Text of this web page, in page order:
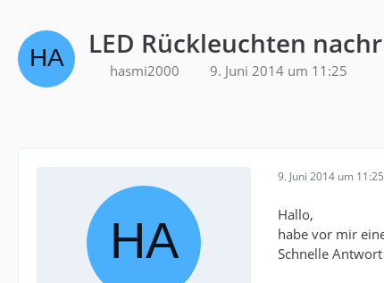
LED Rückleuchten
hasmi2000 9. Juni 2014 um 11:25
9. Juni 2014 um 11:25
Hallo,
habe vor mir
Schnelle Antwort